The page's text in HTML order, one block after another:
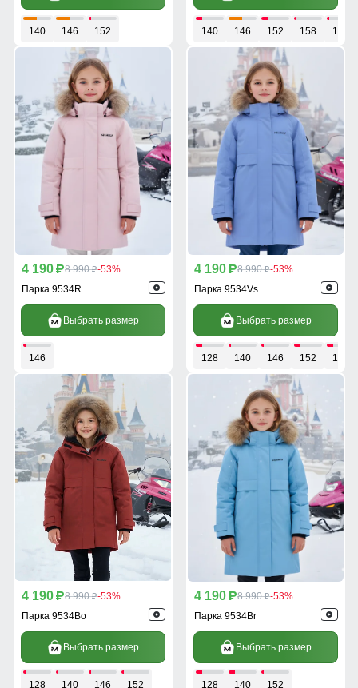
140 146 152 140 146 152 158 164
4 190 p8 990 p-53%
Парка 9534R
Выбрать размер
146
4 190 p8 990 p-53%
Парка 9534Vs
Выбрать размер
128 140 146 152 158
4 190 p8 990 p-53%
Парка 9534Bo
Выбрать размер
128 140 146 152
4 190 p8 990 p-53%
Парка 9534Br
Выбрать размер
128 140 152